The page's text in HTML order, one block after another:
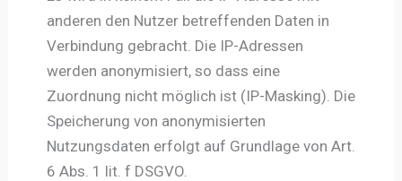
anderen den Nutzer betreffenden Daten in
Verbindung gebracht. Die IP-Adressen
werden anonymisiert, so dass eine
Zuordnung nicht möglich ist (IP-Masking). Die
Speicherung von anonymisierten
Nutzungsdaten erfolgt auf Grundlage von Art.
6 Abs. 1 lit. f DSGVO.